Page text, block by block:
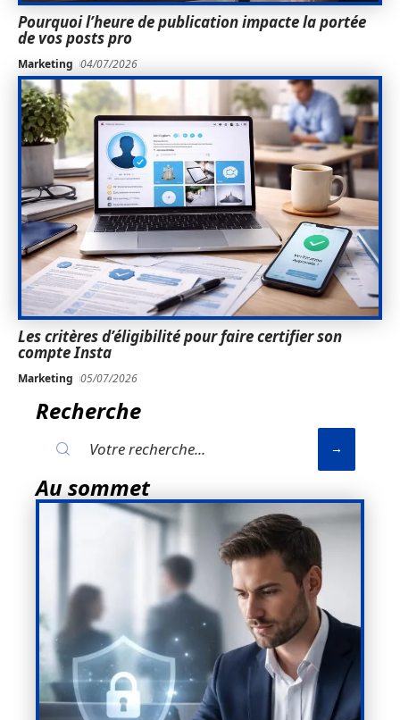
Pourquoi l’heure de publication impacte la portée
de vos posts pro
Marketing 04/07/2026
Les critères d’éligibilité pour faire certifier son
compte Insta
Marketing 05/07/2026
Recherche
Au sommet